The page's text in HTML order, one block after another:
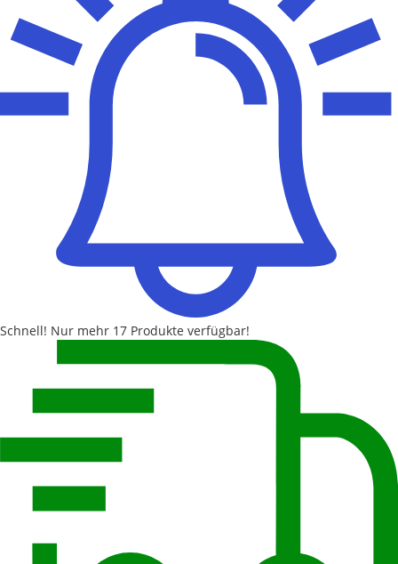
Schnell! Nur mehr 17 Produkte verfügbar!